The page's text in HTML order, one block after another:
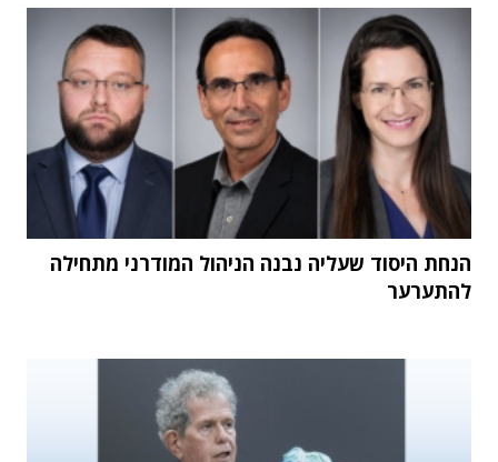
הנחת היסוד שעליה נבנה הניהול המודרני מתחילה
להתערער